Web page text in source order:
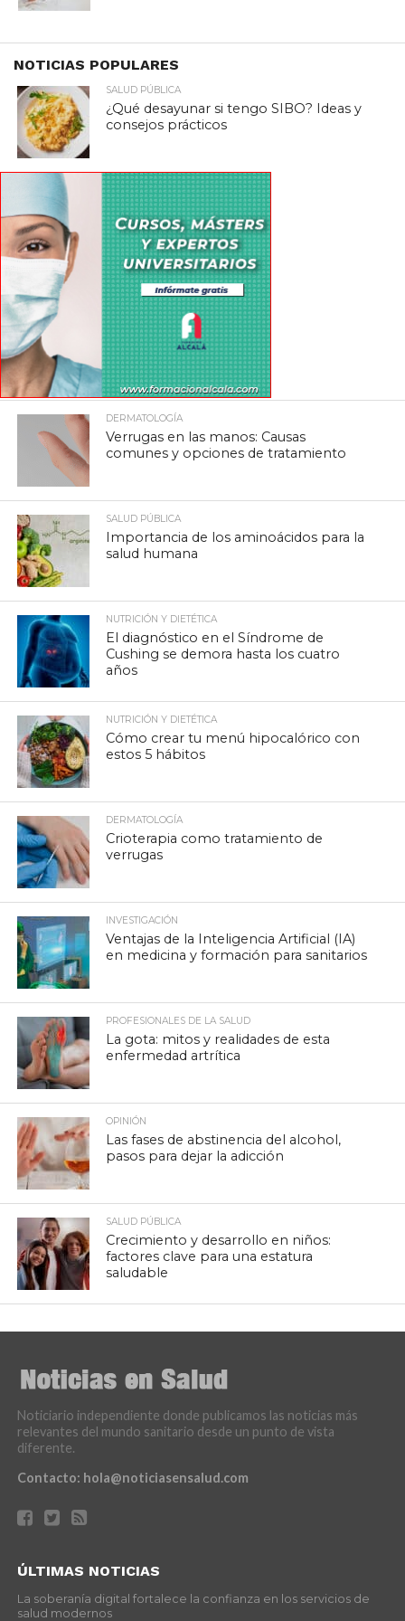
NOTICIAS POPULARES
SALUD PÚBLICA
¿Qué desayunar si tengo SIBO? Ideas y
consejos prácticos
DERMATOLOGÍA
Verrugas en las manos: Causas
comunes y opciones de tratamiento
SALUD PÚBLICA
Importancia de los aminoácidos para la
salud humana
NUTRICIÓN Y DIETÉTICA
El diagnóstico en el Síndrome de
Cushing se demora hasta los cuatro
años
NUTRICIÓN Y DIETÉTICA
Cómo crear tu menú hipocalórico con
estos 5 hábitos
DERMATOLOGÍA
Crioterapia como tratamiento de
verrugas
INVESTIGACIÓN
Ventajas de la Inteligencia Artificial (IA)
en medicina y formación para sanitarios
PROFESIONALES DE LA SALUD
La gota: mitos y realidades de esta
enfermedad artrítica
OPINIÓN
Las fases de abstinencia del alcohol,
pasos para dejar la adicción
SALUD PÚBLICA
Crecimiento y desarrollo en niños:
factores clave para una estatura
saludable
Noticiario independiente donde publicamos las noticias más
relevantes del mundo sanitario desde un punto de vista
diferente.
Contacto: hola@noticiasensalud.com
ÚLTIMAS NOTICIAS
La soberanía digital fortalece la confianza en los servicios de
salud modernos